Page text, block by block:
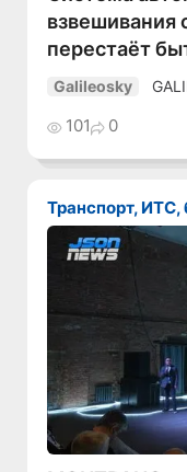
взвешивания
перестаёт
Galileosky
101 0
Транспорт,